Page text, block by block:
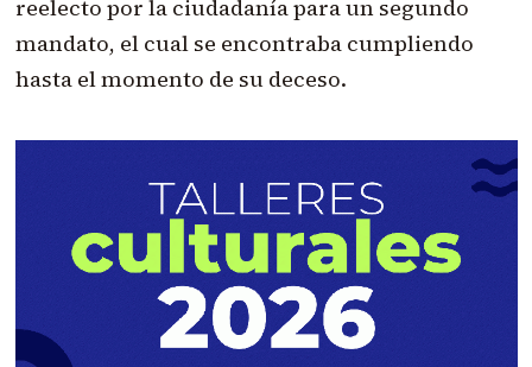
reelecto por la ciudadanía para un segundo
mandato, el cual se encontraba cumpliendo
hasta el momento de su deceso.